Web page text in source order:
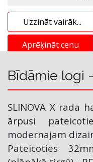
Uzzināt vairāk...
Aprēķināt cenu
Bīdāmie logi
SLINOVA X rada
ārpusi
modernajam
Pateicoties